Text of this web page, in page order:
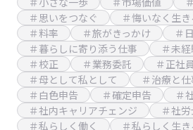
＃思いをつなぐ
＃悔いなく生き
＃料率
＃旅がきっかけ
＃
＃暮らしに寄り添う仕事
＃未
＃校正
＃業務委託
＃正社員
＃母として私として
＃治療と仕
＃白色申告
＃確定申告
＃
＃社内キャリアチェンジ
＃社
＃私らしく働く
＃私らしく生き